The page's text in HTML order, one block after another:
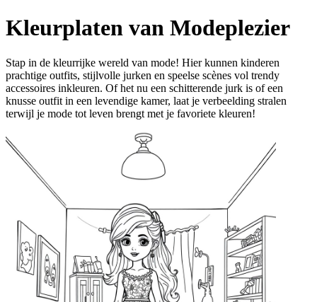
Kleurplaten van Modeplezier
Stap in de kleurrijke wereld van mode! Hier kunnen kinderen
prachtige outfits, stijlvolle jurken en speelse scènes vol trendy
accessoires inkleuren. Of het nu een schitterende jurk is of een
knusse outfit in een levendige kamer, laat je verbeelding stralen
terwijl je mode tot leven brengt met je favoriete kleuren!